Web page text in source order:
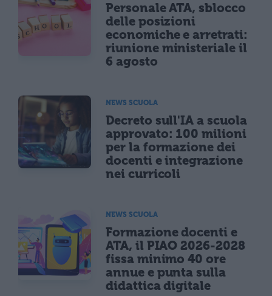
Personale ATA, sblocco
delle posizioni
economiche e arretrati:
riunione ministeriale il
6 agosto
NEWS SCUOLA
Decreto sull'IA a scuola
approvato: 100 milioni
per la formazione dei
docenti e integrazione
nei curricoli
NEWS SCUOLA
Formazione docenti e
ATA, il PIAO 2026-2028
fissa minimo 40 ore
annue e punta sulla
didattica digitale